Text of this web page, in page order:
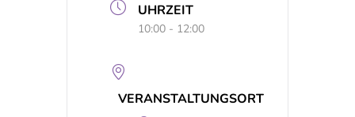
UHRZEIT
10:00 - 12:00
VERANSTALTUNGSORT